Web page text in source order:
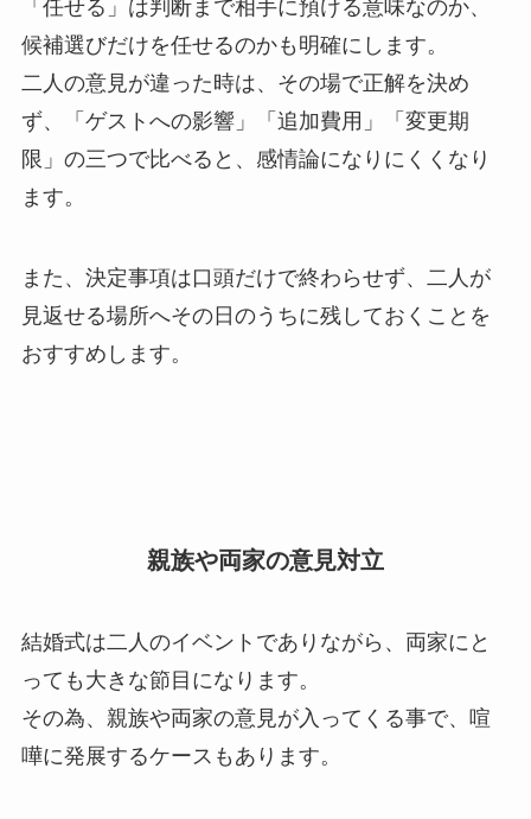
「任せる」は判断まで相手に預ける意味なのか、
候補選びだけを任せるのかも明確にします。
二人の意見が違った時は、その場で正解を決め
ず、「ゲストへの影響」「追加費用」「変更期
限」の三つで比べると、感情論になりにくくなり
ます。
また、決定事項は口頭だけで終わらせず、二人が
見返せる場所へその日のうちに残しておくことを
おすすめします。
親族や両家の意見対立
結婚式は二人のイベントでありながら、両家にと
っても大きな節目になります。
その為、親族や両家の意見が入ってくる事で、喧
嘩に発展するケースもあります。